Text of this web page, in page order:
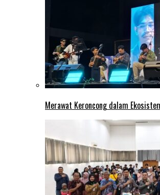
Merawat Keroncong dalam